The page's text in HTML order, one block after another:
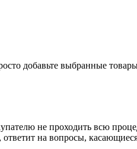
добавьте выбранные
не проходить всю
на вопросы,